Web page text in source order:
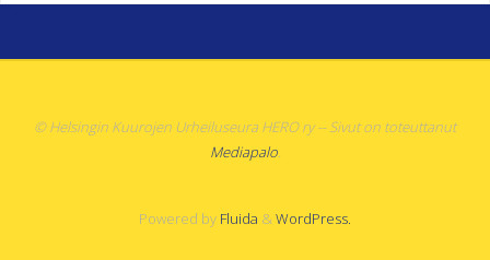
© Helsingin Kuurojen Urheiluseura HERO ry -- Sivut on toteuttanut
Mediapalo.
Powered by Fluida &WordPress.